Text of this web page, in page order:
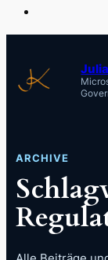
springen
ARCHIVE